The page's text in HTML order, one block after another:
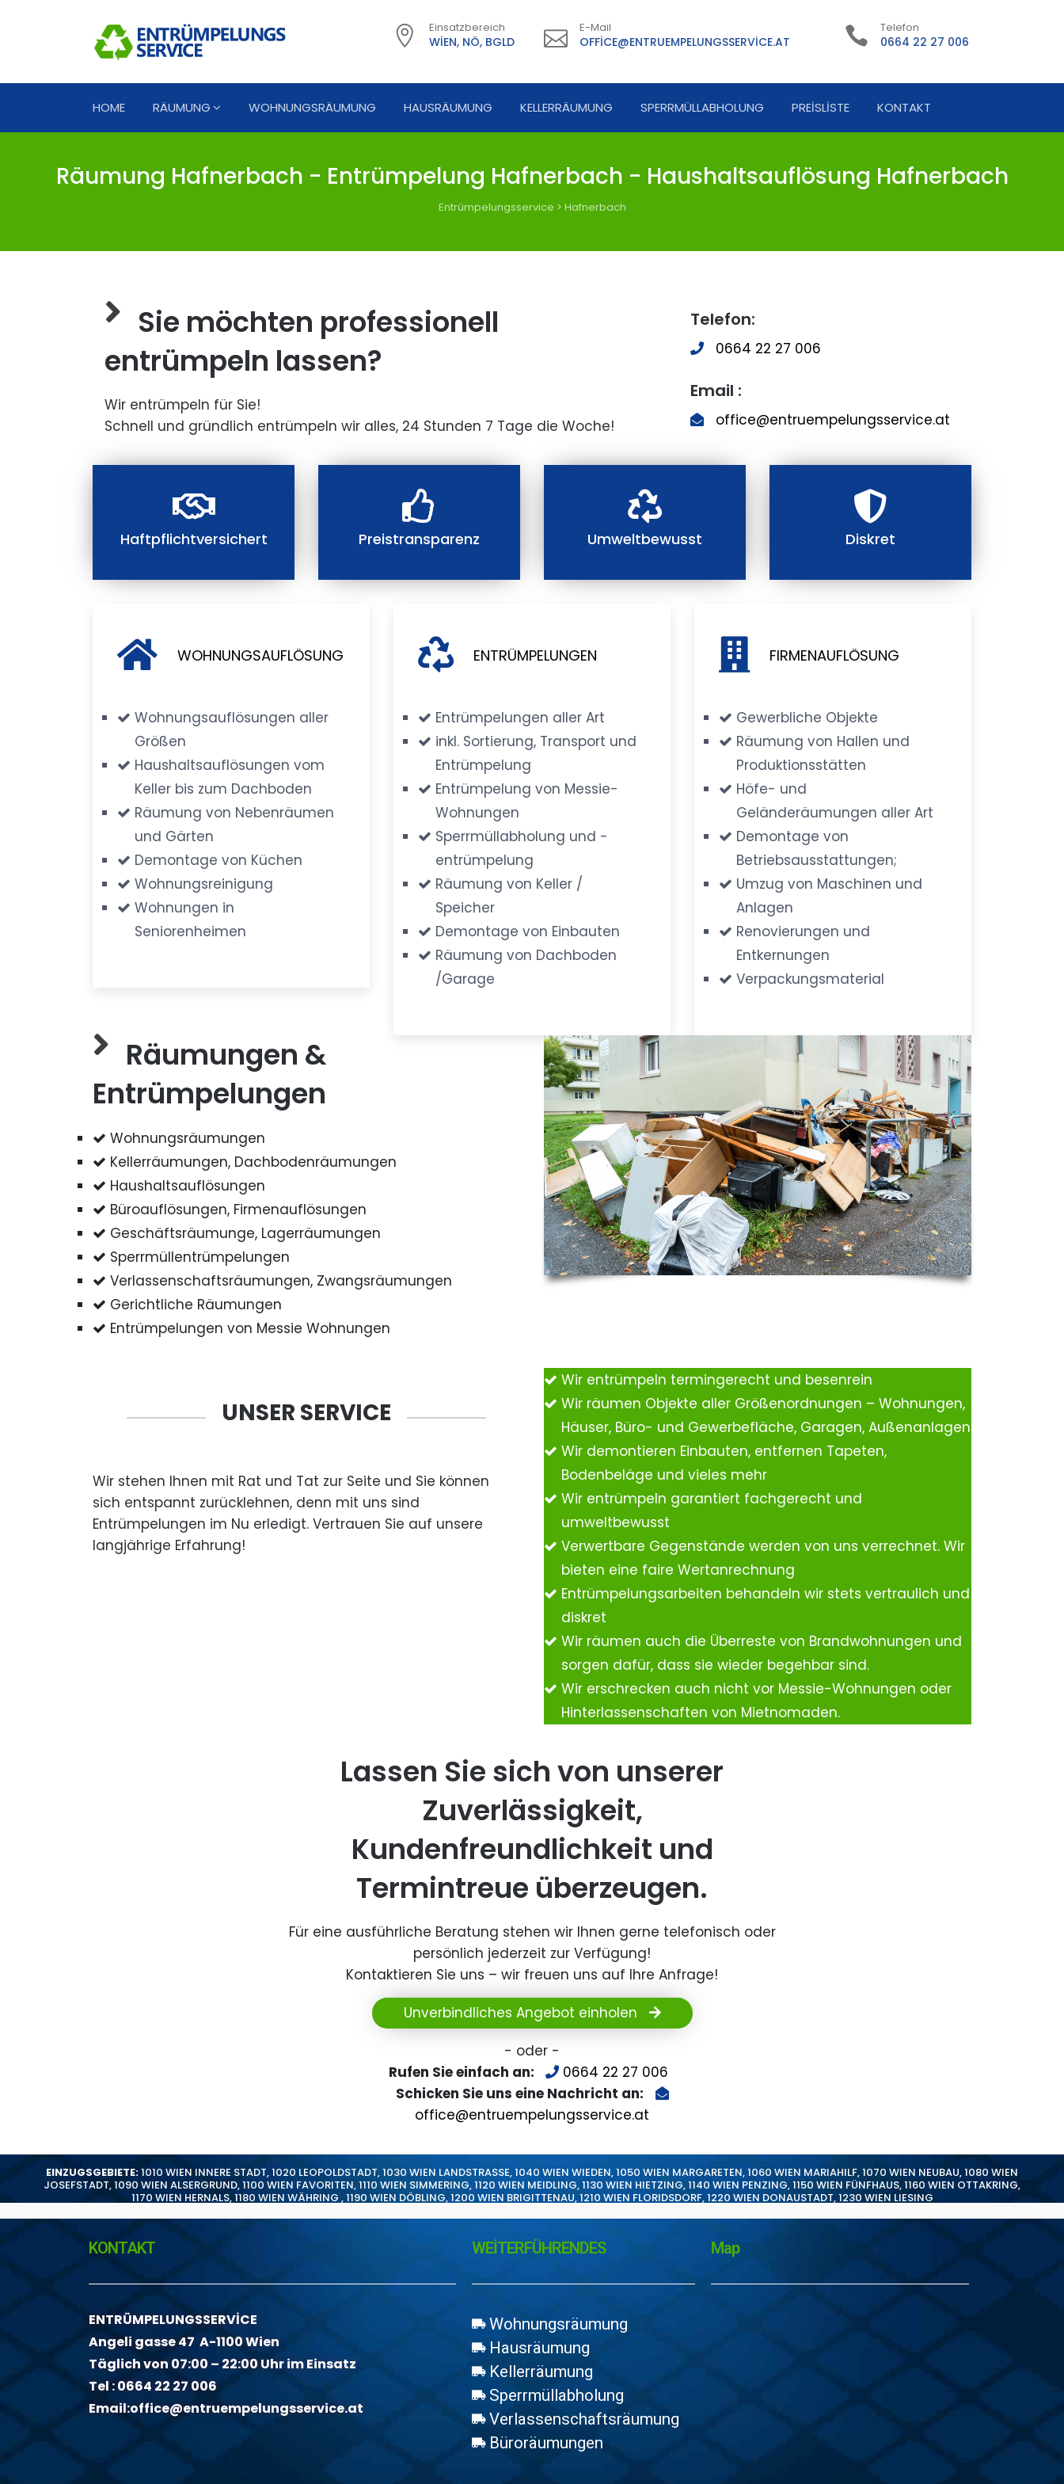
Einsatzbereich
WIEN, NÖ, BGLD
E-Mail
OFFICE@ENTRUEMPELUNGSSERVICE.AT
Telefon
0664 22 27 006
HOME RÄUMUNG WOHNUNGSRÄUMUNG HAUSRÄUMUNG KELLERRÄUMUNG SPERRMÜLLABHOLUNG PREISLISTE KONTAKT
Räumung Hafnerbach - Entrümpelung Hafnerbach - Haushaltsauflösung Hafnerbach
Entrümpelungsservice > Hafnerbach
Sie möchten professionell
entrümpeln lassen?
Wir entrümpeln für Sie!
Schnell und gründlich entrümpeln wir alles, 24 Stunden 7 Tage die Woche!
Telefon:
0664 22 27 006
Email :
office@entruempelungsservice.at
Haftpflichtversichert Preistransparenz Umweltbewusst Diskret
WOHNUNGSAUFLÖSUNG
Wohnungsauflösungen aller
Größen
Haushaltsauflösungen vom
Keller bis zum Dachboden
Räumung von Nebenräumen
und Gärten
Demontage von Küchen
Wohnungsreinigung
Wohnungen in
Seniorenheimen
ENTRÜMPELUNGEN
Entrümpelungen aller Art
inkl. Sortierung, Transport und
Entrümpelung
Entrümpelung von Messie-
Wohnungen
Sperrmüllabholung und -
entrümpelung
Räumung von Keller /
Speicher
Demontage von Einbauten
Räumung von Dachboden
/Garage
FIRMENAUFLÖSUNG
Gewerbliche Objekte
Räumung von Hallen und
Produktionsstätten
Höfe- und
Geländeräumungen aller Art
Demontage von
Betriebsausstattungen;
Umzug von Maschinen und
Anlagen
Renovierungen und
Entkernungen
Verpackungsmaterial
Räumungen &
Entrümpelungen
Wohnungsräumungen
Kellerräumungen, Dachbodenräumungen
Haushaltsauflösungen
Büroauflösungen, Firmenauflösungen
Geschäftsräumunge, Lagerräumungen
Sperrmüllentrümpelungen
Verlassenschaftsräumungen, Zwangsräumungen
Gerichtliche Räumungen
Entrümpelungen von Messie Wohnungen
UNSER SERVICE
Wir stehen Ihnen mit Rat und Tat zur Seite und Sie können
sich entspannt zurücklehnen, denn mit uns sind
Entrümpelungen im Nu erledigt. Vertrauen Sie auf unsere
langjährige Erfahrung!
Wir entrümpeln termingerecht und besenrein
Wir räumen Objekte aller Größenordnungen – Wohnungen,
Häuser, Büro- und Gewerbefläche, Garagen, Außenanlagen
Wir demontieren Einbauten, entfernen Tapeten,
Bodenbeläge und vieles mehr
Wir entrümpeln garantiert fachgerecht und
umweltbewusst
Verwertbare Gegenstände werden von uns verrechnet. Wir
bieten eine faire Wertanrechnung
Entrümpelungsarbeiten behandeln wir stets vertraulich und
diskret
Wir räumen auch die Überreste von Brandwohnungen und
sorgen dafür, dass sie wieder begehbar sind.
Wir erschrecken auch nicht vor Messie-Wohnungen oder
Hinterlassenschaften von Mietnomaden.
Lassen Sie sich von unserer
Zuverlässigkeit,
Kundenfreundlichkeit und
Termintreue überzeugen.
Für eine ausführliche Beratung stehen wir Ihnen gerne telefonisch oder
persönlich jederzeit zur Verfügung!
Kontaktieren Sie uns – wir freuen uns auf Ihre Anfrage!
Unverbindliches Angebot einholen
- oder -
Rufen Sie einfach an:
0664 22 27 006
Schicken Sie uns eine Nachricht an:
office@entruempelungsservice.at
EINZUGSGEBIETE:1010 WIEN INNERE STADT,1020 LEOPOLDSTADT,1030 WIEN LANDSTRASSE,1040 WIEN WIEDEN,1050 WIEN MARGARETEN,1060 WIEN MARIAHILF,1070 WIEN NEUBAU,1080 WIEN
JOSEFSTADT,1090 WIEN ALSERGRUND,1100 WIEN FAVORITEN,1110 WIEN SIMMERING,1120 WIEN MEIDLING,1130 WIEN HIETZING,1140 WIEN PENZING,1150 WIEN FÜNFHAUS,1160 WIEN OTTAKRING,
1170 WIEN HERNALS,1180 WIEN WÄHRING ,1190 WIEN DÖBLING,1200 WIEN BRIGITTENAU,1210 WIEN FLORIDSDORF,1220 WIEN DONAUSTADT,1230 WIEN LIESING
KONTAKT
ENTRÜMPELUNGSSERVİCE
Angeli gasse 47 A-1100 Wien
Täglich von 07:00 – 22:00 Uhr im Einsatz
Tel :0664 22 27 006
Email:office@entruempelungsservice.at
WEİTERFÜHRENDES
Wohnungsräumung
Hausräumung
Kellerräumung
Sperrmüllabholung
Verlassenschaftsräumung
Büroräumungen
Map